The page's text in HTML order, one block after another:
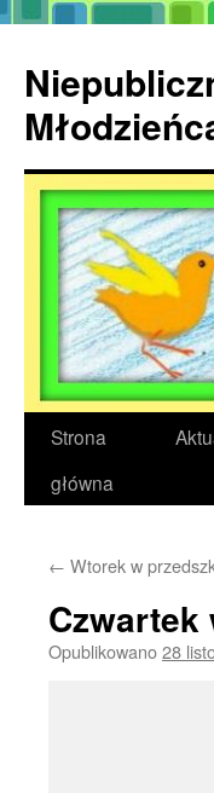
treści
Strona
główna
← Wtorek w
Czwartek
Opublikowano28